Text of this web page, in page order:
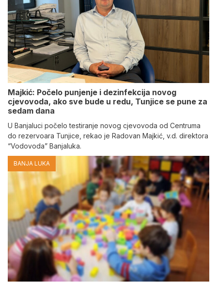
Majkić: Počelo punjenje i dezinfekcija novog
cjevovoda, ako sve bude u redu, Tunjice se pune za
sedam dana
U Banjaluci počelo testiranje novog cjevovoda od Centruma
do rezervoara Tunjice, rekao je Radovan Majkić, v.d. direktora
“Vodovoda” Banjaluka.
BANJA LUKA